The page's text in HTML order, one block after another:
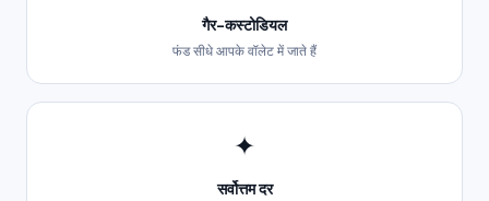
गैर-कस्टोडियल
फंड सीधे आपके वॉलेट में जाते हैं
✦
सर्वोत्तम दर